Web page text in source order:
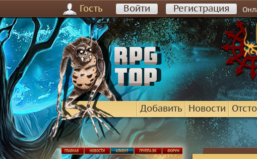
Гость Войти Регистрация
Добавить Новости